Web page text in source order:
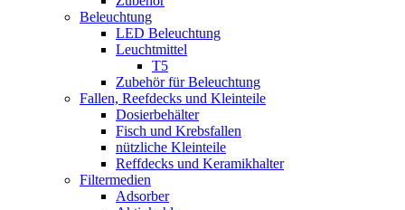
Beleuchtung
LED Beleuchtung
Leuchtmittel
T5
Zubehör für Beleuchtung
Fallen, Reefdecks und Kleinteile
Dosierbehälter
Fisch und Krebsfallen
nützliche Kleinteile
Reffdecks und Keramikhalter
Filtermedien
Adsorber